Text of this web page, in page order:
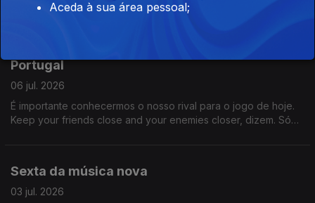
me lembro sobre o que foi este programa. Acho que a certa
Portugal
06 jul. 2026
É importante conhecermos o nosso rival para o jogo de hoje.
Keep your friends close and your enemies closer, dizem. Só
Sexta da música nova
03 jul. 2026
Aceda à sua área pessoal;